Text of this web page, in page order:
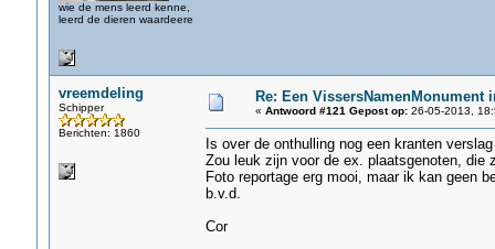
wie de mens leerd kenne,
leerd de dieren waardeere
vreemdeling
Schipper
Berichten: 1860
Re: Een VissersNamenMonument
« Antwoord #121 Gepost op:26-05-2013,
Is over de onthulling nog een kranten
Zou leuk zijn voor de ex. plaatsgenoten, die
Foto reportage erg mooi, maar ik kan geen
b.v.d.
Cor